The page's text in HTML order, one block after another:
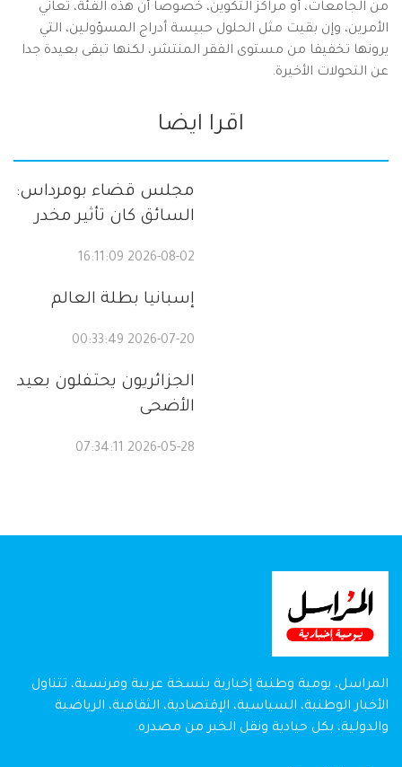
من الجامعات، أو مراكز التكوين، خصوصا أن هذه الفئة، تعاني
الأمرين، وإن بقيت مثل الحلول حبيسة أدراج المسؤولين، التي
يرونها تخفيفا من مستوى الفقر المنتشر، لكنها تبقى بعيدة جدا
عن التحولات الأخيرة.
اقرا ايضا
مجلس قضاء بومرداس:
السائق كان تأثير مخدر
2026-08-02 16:11:09
إسبانيا بطلة العالم
2026-07-20 00:33:49
الجزائريون يحتفلون بعيد
الأضحى
2026-05-28 07:34:11
المراسل، يومية وطنية إخبارية بنسخة عربية وفرنسية، تتناول
الأخبار الوطنية، السياسية، الإقتصادية، الثقافية، الرياضية
والدولية، بكل حيادية ونقل الخبر من مصدره.